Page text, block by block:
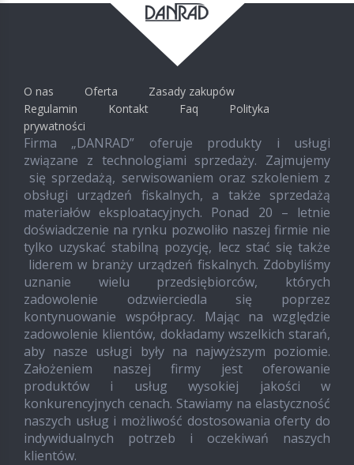
O nas Oferta
Zasady zakupów
Regulamin
Kontakt Faq
Polityka
prywatności
Firma „DANRAD” oferuje produkty i usługi
związane z technologiami sprzedaży. Zajmujemy
się sprzedażą, serwisowaniem oraz szkoleniem z
obsługi urządzeń fiskalnych, a także sprzedażą
materiałów eksploatacyjnych. Ponad 20 – letnie
doświadczenie na rynku pozwoliło naszej firmie nie
tylko uzyskać stabilną pozycję, lecz stać się także
liderem w branży urządzeń fiskalnych. Zdobyliśmy
uznanie wielu przedsiębiorców, których
zadowolenie odzwierciedla się poprzez
kontynuowanie współpracy. Mając na względzie
zadowolenie klientów, dokładamy wszelkich starań,
aby nasze usługi były na najwyższym poziomie.
Założeniem naszej firmy jest oferowanie
produktów i usług wysokiej jakości w
konkurencyjnych cenach. Stawiamy na elastyczność
naszych usług i możliwość dostosowania oferty do
indywidualnych potrzeb i oczekiwań naszych
klientów.